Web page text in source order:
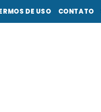
DE USO CONTATO